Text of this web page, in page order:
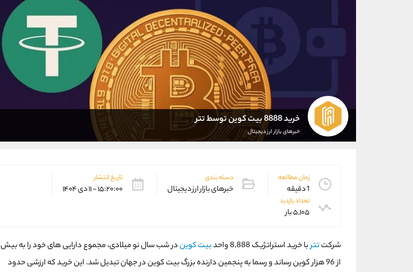
خرید 8888 بیت کوین توسط تتر
خبرهای بازار ارز دیجیتال
زمان مطالعه
1 دقیقه
دسته بندی
خبرهای بازار ارز دیجیتال
تاریخ انتشار
۱۵:۲۰:۰۰ - ۱۱ دی ۱۴۰۴
تعداد بازدید
۵,۱۰۵ بار
شرکتتتربا خرید استراتژیک 8,888 واحد بیت کویندر شب سال نو میلادی، مجموع دارایی های خود را به بیش
از 96 هزار کوین رساند و رسما به پنجمین دارنده بزرگ بیت کوین در جهان تبدیل شد. این خرید که ارزشی حدود